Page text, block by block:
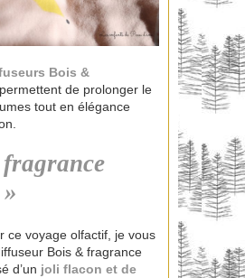
Bois &
permettent de prolonger le
tout en élégance
ce voyage olfactif, je vous
Bois & fragrance
d’un joli flacon et de